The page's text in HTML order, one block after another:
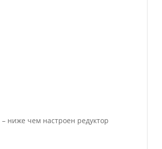
– ниже чем настроен редуктор